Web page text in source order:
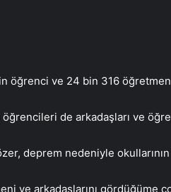
öğrenci ve 24 bin 316
de arkadaşları ve
deprem nedeniyle
ve arkadaşlarını gördüğüme